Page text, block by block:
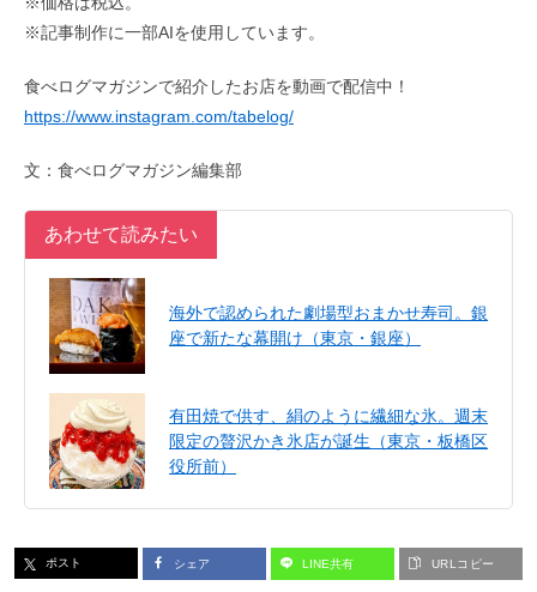
※記事制作に一部AIを使用しています。
食べログマガジンで紹介したお店を動画で配信中！
https://www.instagram.com/tabelog/
文：食べログマガジン編集部
あわせて読みたい
海外で認められた劇場型おまかせ寿司。銀
座で新たな幕開け（東京・銀座）
有田焼で供す、絹のように繊細な氷。週末
限定の贅沢かき氷店が誕生（東京・板橋区
役所前）
ポスト シェア LINE共有 URLコピー